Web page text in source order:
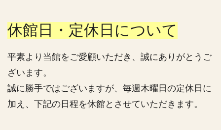
休館日・定休日について
平素より当館をご愛顧いただき、誠にありがとうご
ざいます。
誠に勝手ではございますが、毎週木曜日の定休日に
加え、下記の日程を休館とさせていただきます。